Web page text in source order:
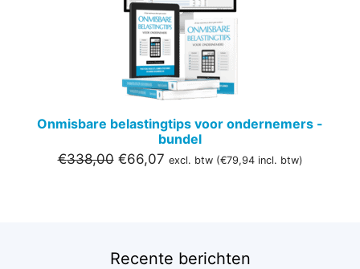
Onmisbare belastingtips voor ondernemers -
bundel
€338,00 Oorspronkelijke
€66,07Huidige
excl. btw (€79,94incl. btw)
Recente berichten